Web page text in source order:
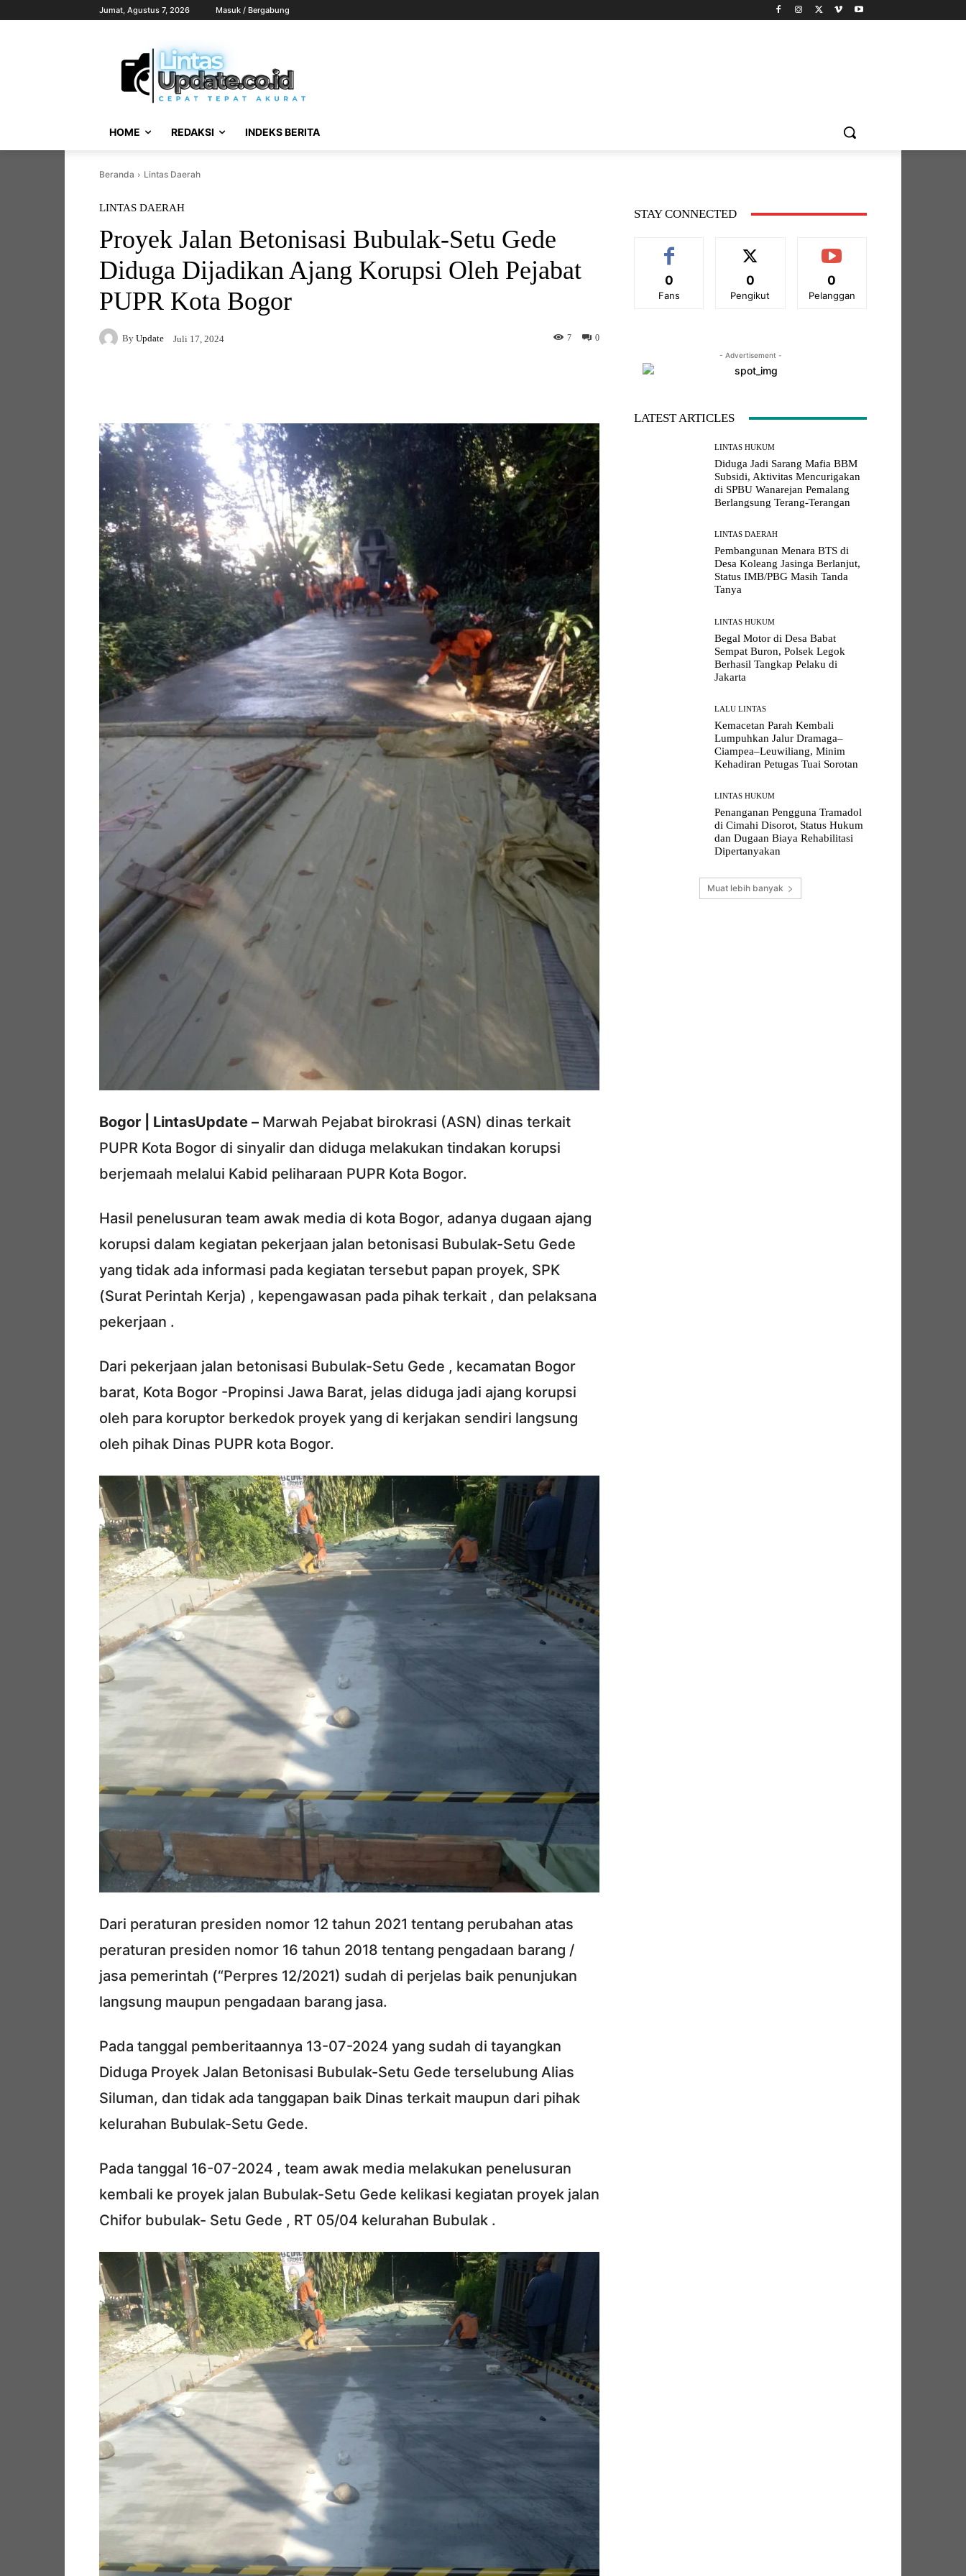
Jumat, Agustus 7, 2026 Masuk / Bergabung
HOME REDAKSI INDEKS BERITA
Beranda Lintas Daerah
LINTAS DAERAH
Proyek Jalan Betonisasi Bubulak-Setu Gede
Diduga Dijadikan Ajang Korupsi Oleh Pejabat
PUPR Kota Bogor
By Update Juli 17, 2024 0
7
Bogor | LintasUpdate – Marwah Pejabat birokrasi (ASN) dinas terkait
PUPR Kota Bogor di sinyalir dan diduga melakukan tindakan korupsi
berjemaah melalui Kabid peliharaan PUPR Kota Bogor.
Hasil penelusuran team awak media di kota Bogor, adanya dugaan ajang
korupsi dalam kegiatan pekerjaan jalan betonisasi Bubulak-Setu Gede
yang tidak ada informasi pada kegiatan tersebut papan proyek, SPK
(Surat Perintah Kerja) , kepengawasan pada pihak terkait , dan pelaksana
pekerjaan .
Dari pekerjaan jalan betonisasi Bubulak-Setu Gede , kecamatan Bogor
barat, Kota Bogor -Propinsi Jawa Barat, jelas diduga jadi ajang korupsi
oleh para koruptor berkedok proyek yang di kerjakan sendiri langsung
oleh pihak Dinas PUPR kota Bogor.
Dari peraturan presiden nomor 12 tahun 2021 tentang perubahan atas
peraturan presiden nomor 16 tahun 2018 tentang pengadaan barang /
jasa pemerintah (“Perpres 12/2021) sudah di perjelas baik penunjukan
langsung maupun pengadaan barang jasa.
Pada tanggal pemberitaannya 13-07-2024 yang sudah di tayangkan
Diduga Proyek Jalan Betonisasi Bubulak-Setu Gede terselubung Alias
Siluman, dan tidak ada tanggapan baik Dinas terkait maupun dari pihak
kelurahan Bubulak-Setu Gede.
Pada tanggal 16-07-2024 , team awak media melakukan penelusuran
kembali ke proyek jalan Bubulak-Setu Gede kelikasi kegiatan proyek jalan
Chifor bubulak- Setu Gede , RT 05/04 kelurahan Bubulak .
STAY CONNECTED
0
Fans
0
Pengikut
0
Pelanggan
- Advertisement -
LATEST ARTICLES
LINTAS HUKUM
Diduga Jadi Sarang Mafia BBM
Subsidi, Aktivitas Mencurigakan
di SPBU Wanarejan Pemalang
Berlangsung Terang-Terangan
LINTAS DAERAH
Pembangunan Menara BTS di
Desa Koleang Jasinga Berlanjut,
Status IMB/PBG Masih Tanda
Tanya
LINTAS HUKUM
Begal Motor di Desa Babat
Sempat Buron, Polsek Legok
Berhasil Tangkap Pelaku di
Jakarta
LALU LINTAS
Kemacetan Parah Kembali
Lumpuhkan Jalur Dramaga–
Ciampea–Leuwiliang, Minim
Kehadiran Petugas Tuai Sorotan
LINTAS HUKUM
Penanganan Pengguna Tramadol
di Cimahi Disorot, Status Hukum
dan Dugaan Biaya Rehabilitasi
Dipertanyakan
Muat lebih banyak